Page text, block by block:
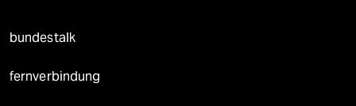
bundestalk
fernverbindung